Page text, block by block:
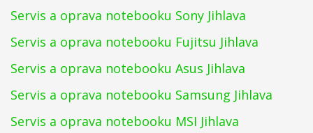
Servis a oprava notebooku Sony Jihlava
Servis a oprava notebooku Fujitsu Jihlava
Servis a oprava notebooku Asus Jihlava
Servis a oprava notebooku Samsung Jihlava
Servis a oprava notebooku MSI Jihlava